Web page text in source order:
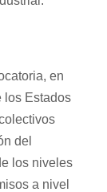
en
los Estados
del
los niveles
a nivel